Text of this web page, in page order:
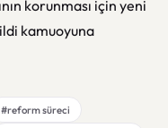
korunması için yeni
kamuoyuna
#reform süreci